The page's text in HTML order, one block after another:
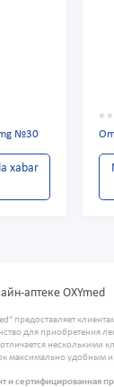
№30
xabar
аптеке OXYmed
предоставляет
для приобретения
несколькими
максимально удобным
и сертифицированная